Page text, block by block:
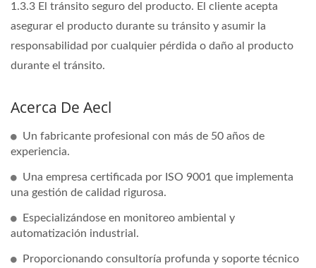
1.3.3 El tránsito seguro del producto. El cliente acepta
asegurar el producto durante su tránsito y asumir la
responsabilidad por cualquier pérdida o daño al producto
durante el tránsito.
Acerca De Aecl
Un fabricante profesional con más de 50 años de
experiencia.
Una empresa certificada por ISO 9001 que implementa
una gestión de calidad rigurosa.
Especializándose en monitoreo ambiental y
automatización industrial.
Proporcionando consultoría profunda y soporte técnico